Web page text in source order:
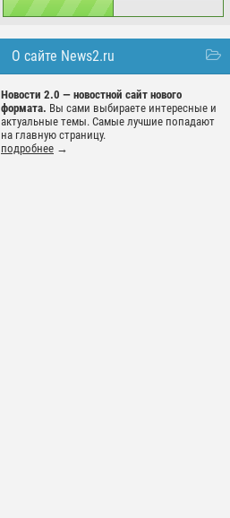
О сайте News2.ru
Новости 2.0 — новостной сайт нового
формата. Вы сами выбираете интересные и
актуальные темы. Самые лучшие попадают
на главную страницу.
подробнее →